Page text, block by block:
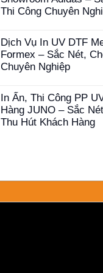
Thi Công Chuyên
Dịch Vụ In UV DTF
Formex – Sắc Nét,
Chuyên Nghiệp
In Ấn, Thi Công PP
Hàng JUNO – Sắc
Thu Hút Khách Hàng